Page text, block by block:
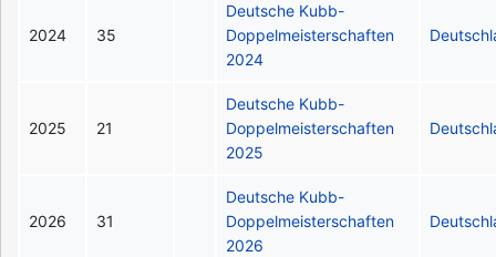
2024 35
Deutsche Kubb-
Doppelmeisterschaften
2024
2025 21
Deutsche Kubb-
Doppelmeisterschaften
2025
2026 31
Deutsche Kubb-
Doppelmeisterschaften
2026